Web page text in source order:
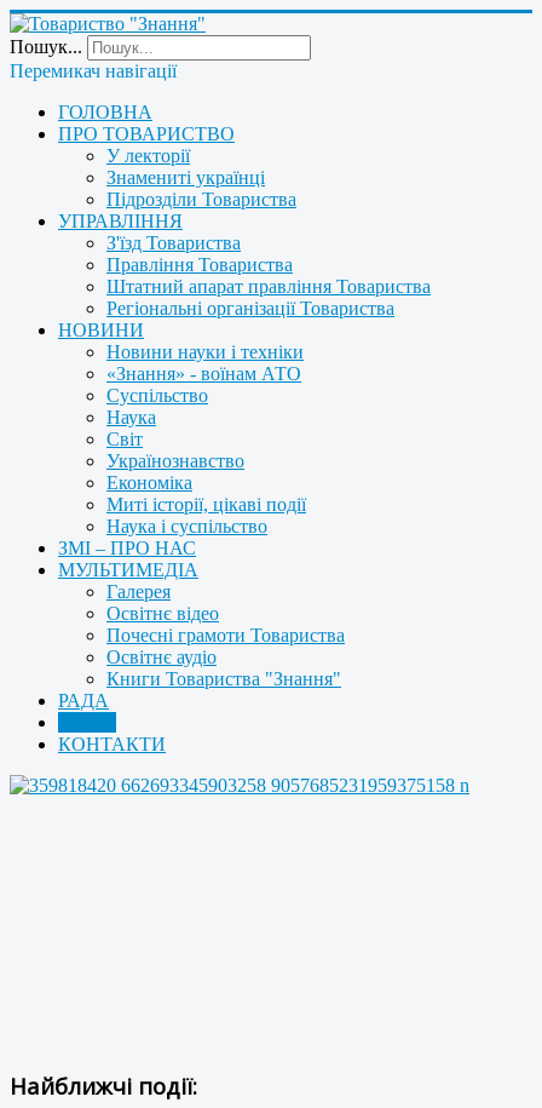
Пошук...
Перемикач навігації
ГОЛОВНА
ПРО ТОВАРИСТВО
У лекторії
Знамениті українці
Підрозділи Товариства
УПРАВЛІННЯ
З'їзд Товариства
Правління Товариства
Штатний апарат правління Товариства
Регіональні організації Товариства
НОВИНИ
Новини науки і техніки
«Знання» - воїнам АТО
Суспільство
Наука
Світ
Українознавство
Економіка
Миті історії, цікаві події
Наука і суспільство
ЗМІ – ПРО НАС
МУЛЬТИМЕДІА
Галерея
Освітнє відео
Почесні грамоти Товариства
Освітнє аудіо
Книги Товариства "Знання"
РАДА
КОНТАКТИ
Найближчі події: